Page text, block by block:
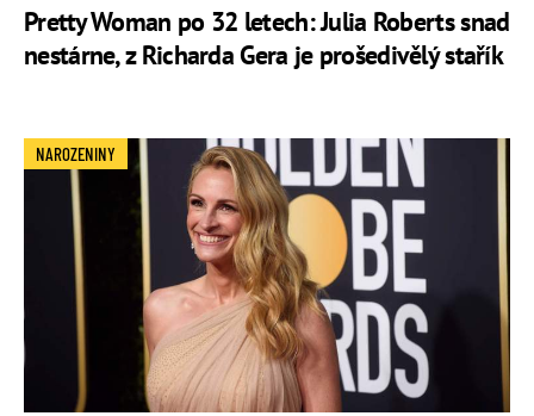
Pretty Woman po 32 letech: Julia Roberts snad
nestárne, z Richarda Gera je prošedivělý stařík
NAROZENINY